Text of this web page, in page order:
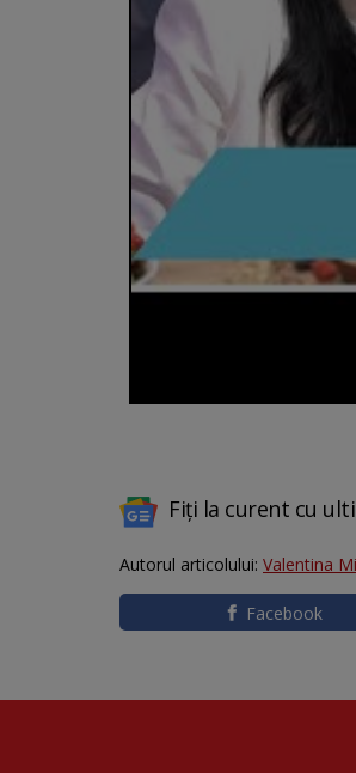
Fiți la curent cu
Autorul articolului: Valentina
Facebook